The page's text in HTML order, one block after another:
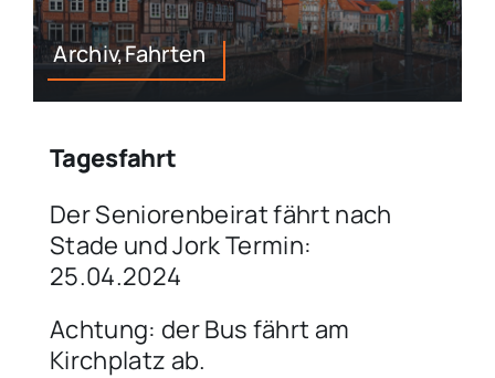
Archiv,Fahrten
Tagesfahrt
Der Seniorenbeirat fährt nach
Stade und Jork Termin:
25.04.2024
Achtung: der Bus fährt am
Kirchplatz ab.